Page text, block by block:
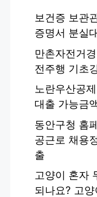
보건증 보관
증명서 분실
만촌자전거
전주행 기초
노란우산공
대출 가능금
동안구청 홈
공근로 채용
출
고양이 혼자
되나요? 고